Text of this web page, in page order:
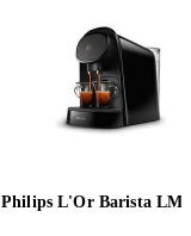
Philips L'Or Barista